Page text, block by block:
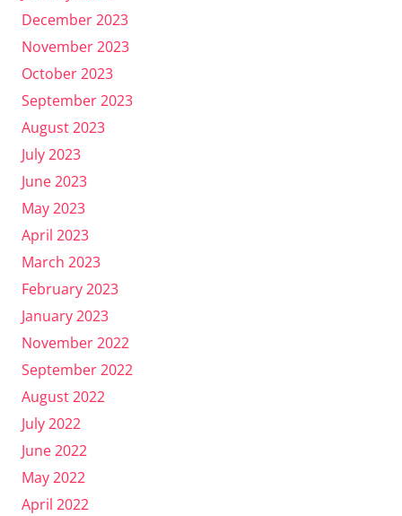
December 2023
November 2023
October 2023
September 2023
August 2023
July 2023
June 2023
May 2023
April 2023
March 2023
February 2023
January 2023
November 2022
September 2022
August 2022
July 2022
June 2022
May 2022
April 2022